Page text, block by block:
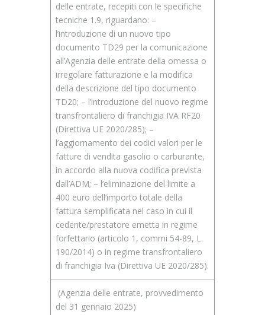
delle entrate, recepiti con le specifiche
tecniche 1.9, riguardano: –
l’introduzione di un nuovo tipo
documento TD29 per la comunicazione
all’Agenzia delle entrate della omessa o
irregolare fatturazione e la modifica
della descrizione del tipo documento
TD20; – l’introduzione del nuovo regime
transfrontaliero di franchigia IVA RF20
(Direttiva UE 2020/285); –
l’aggiornamento dei codici valori per le
fatture di vendita gasolio o carburante,
in accordo alla nuova codifica prevista
dall’ADM; – l’eliminazione del limite a
400 euro dell’importo totale della
fattura semplificata nel caso in cui il
cedente/prestatore emetta in regime
forfettario (articolo 1, commi 54-89, L.
190/2014) o in regime transfrontaliero
di franchigia Iva (Direttiva UE 2020/285).
(Agenzia delle entrate, provvedimento
del 31 gennaio 2025)